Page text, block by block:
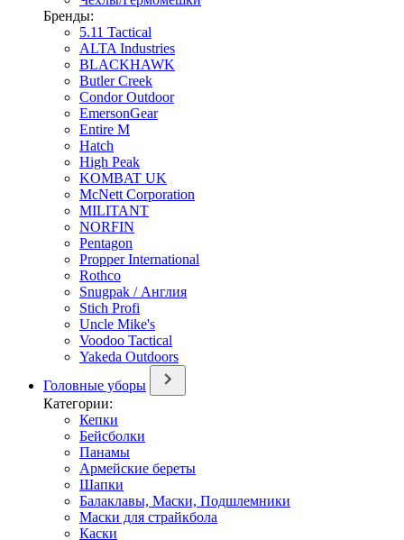
Бренды:
5.11 Tactical
ALTA Industries
BLACKHAWK
Butler Creek
Condor Outdoor
EmersonGear
Entire M
Hatch
High Peak
KOMBAT UK
McNett Corporation
MILITANT
NORFIN
Pentagon
Propper International
Rothco
Snugpak / Англия
Stich Profi
Uncle Mike's
Voodoo Tactical
Yakeda Outdoors
Головные уборы
Категории:
Кепки
Бейсболки
Панамы
Армейские береты
Шапки
Балаклавы, Маски, Подшлемники
Маски для страйкбола
Каски